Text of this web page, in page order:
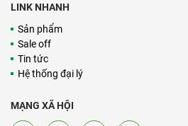
LINK NHANH
Sản phẩm
Sale off
Tin tức
Hệ thống đại lý
MẠNG XÃ HỘI